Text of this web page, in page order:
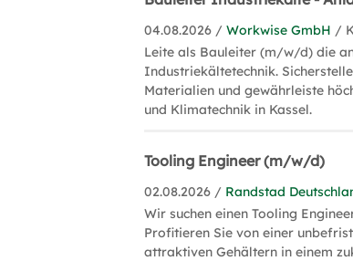
04.08.2026 /Workwise GmbH /
Leite als Bauleiter (m/w/d) die
Industriekältetechnik.
Materialien und gewährleiste
und Klimatechnik in Kassel.
Tooling Engineer (m/w/d)
02.08.2026 / Randstad
Wir suchen einen Tooling
Profitieren Sie von einer
attraktiven Gehältern in einem